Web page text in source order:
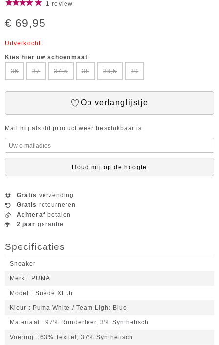
1 review
€ 69,95
Uitverkocht
Kies hier uw schoenmaat
36
37 37,5 38 38,5 39
Op verlanglijstje
Mail mij als dit product weer beschikbaar is
Houd mij op de hoogte
Gratis verzending
Gratis retourneren
Achteraf betalen
2 jaar garantie
Specificaties
Sneaker
Merk PUMA
Model Suede XL Jr
Kleur Puma White / Team Light Blue
Materiaal 97% Runderleer, 3% Synthetisch
Voering 63% Textiel, 37% Synthetisch